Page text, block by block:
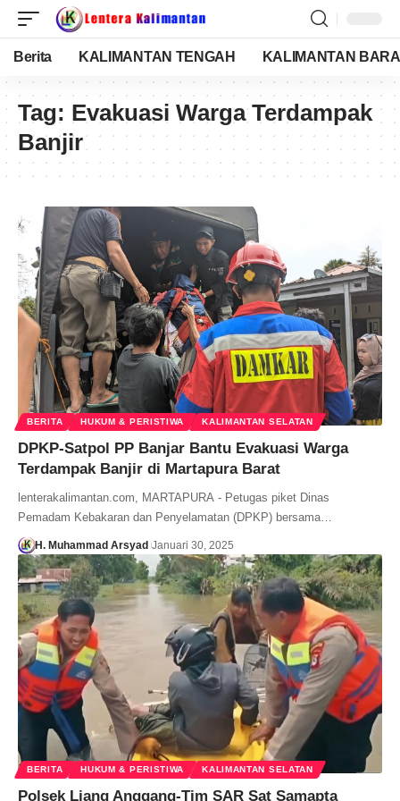
Berita KALIMANTAN TENGAH KALIMANTAN
Tag: Evakuasi Warga Terdampak
Banjir
BERITA HUKUM & PERISTIWA KALIMANTAN SELATAN
DPKP-Satpol PP Banjar Bantu Evakuasi Warga
Terdampak Banjir di Martapura Barat
lenterakalimantan.com, MARTAPURA - Petugas piket Dinas
Pemadam Kebakaran dan Penyelamatan (DPKP) bersama…
H. Muhammad Arsyad Januari 30, 2025
BERITA HUKUM & PERISTIWA KALIMANTAN SELATAN
Polsek Liang Anggang-Tim SAR Sat Samapta